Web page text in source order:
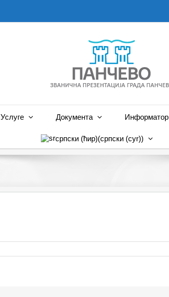
Услуге Документа Информатор
српски (ћир)(српски (cyr))